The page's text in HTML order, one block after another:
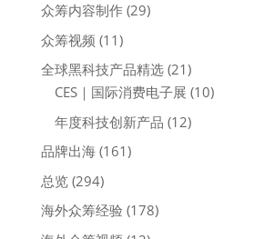
众筹内容制作(29)
众筹视频 (11)
全球黑科技产品精选(21)
CES｜国际消费电子展 (10)
年度科技创新产品 (12)
品牌出海(161)
总览(294)
海外众筹经验 (178)